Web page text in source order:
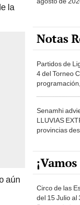
la
aún
Notas
Partidos de
4 del Torneo
Senamhi
LLUVIAS
provincias
Circo de las
del 15 Julio al